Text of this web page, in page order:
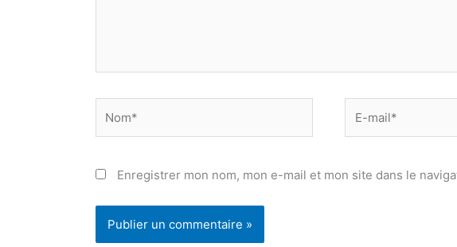
mail*
Enregistrer mon nom, mon e-mail et mon site dans le